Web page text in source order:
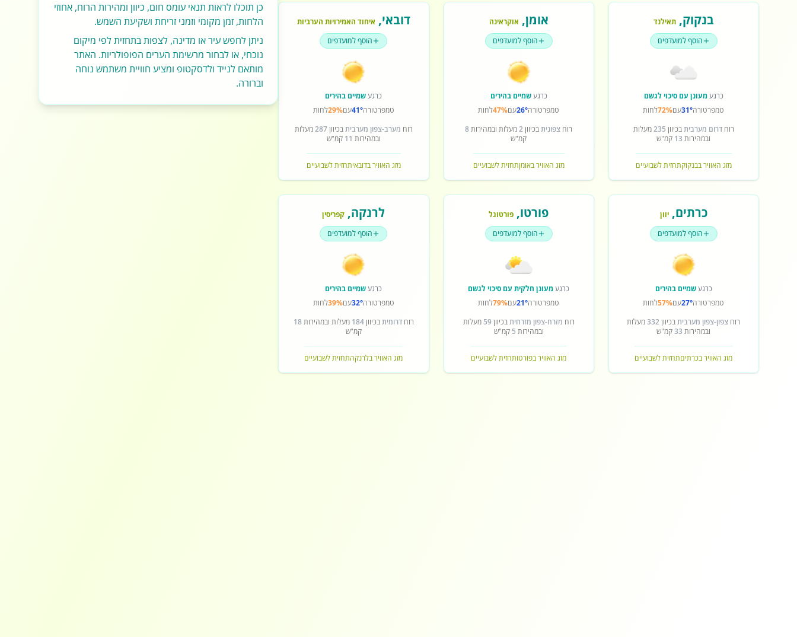
בנקוק,תאילנד
הוסף למועדפים
כרגעמעונן עם סיכוי לגשם
טמפרטורה31°עם72%לחות
רוחדרום מערביתבכיוון 235מעלות
ובמהירות 13 קמ"ש
מזג האוויר בבנקוקתחזית לשבועיים
אומן, אוקראינה
הוסף למועדפים
כרגעשמיים בהירים
טמפרטורה26°עם47%לחות
רוח צפוניתבכיוון2מעלות ובמהירות8
קמ"ש
מזג האוויר באומןתחזית לשבועיים
דובאי, איחוד האמירויות הערביות
הוסף למועדפים
כרגעשמיים בהירים
טמפרטורה41°עם29%לחות
רוח מערב-צפון מערביתבכיוון287מעלות
ובמהירות 11 קמ"ש
מזג האוויר בדובאיתחזית לשבועיים
כרתים,יוון
הוסף למועדפים
כרגעשמיים בהירים
טמפרטורה27°עם57%לחות
רוח צפון-צפון מערביתבכיוון332מעלות
ובמהירות 33קמ"ש
מזג האוויר בכרתיםתחזית לשבועיים
פורטו, פורטוגל
הוסף למועדפים
כרגעמעונן חלקית עם סיכוי לגשם
טמפרטורה21°עם79%לחות
רוח מזרח-צפון מזרחיתבכיוון59 מעלות
ובמהירות 5 קמ"ש
מזג האוויר בפורטותחזית לשבועיים
לרנקה, קפריסין
הוסף למועדפים
כרגעשמיים בהירים
טמפרטורה32°עם39%לחות
רוחדרומיתבכיוון184 מעלות ובמהירות18
קמ"ש
מזג האוויר בלרנקהתחזית לשבועיים
כן תוכלו לראות תנאי עומס חום, כיוון ומהירות הרוח, אחוזי
הלחות, זמן מקומי וזמני זריחת ושקיעת השמש.
ניתן לחפש עיר או מדינה, לצפות בתחזית לפי מיקום
נוכחי, או לבחור מרשימת הערים הפופולריות. האתר
מותאם לנייד ולדסקטופ ומציע חוויית משתמש נוחה
וברורה.